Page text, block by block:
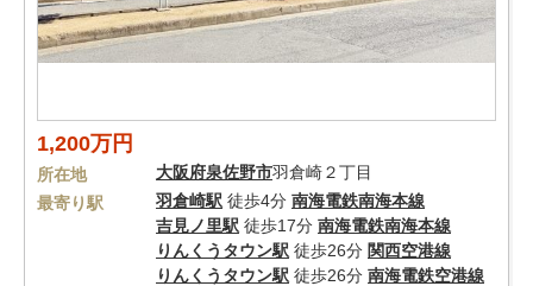
1,200万円
所在地 大阪府泉佐野市羽倉崎２丁目
最寄り駅
羽倉崎駅 徒歩4分 南海電鉄南海本線
吉見ノ里駅 徒歩17分 南海電鉄南海本線
りんくうタウン駅 徒歩26分 関西空港線
りんくうタウン駅 徒歩26分 南海電鉄空港線